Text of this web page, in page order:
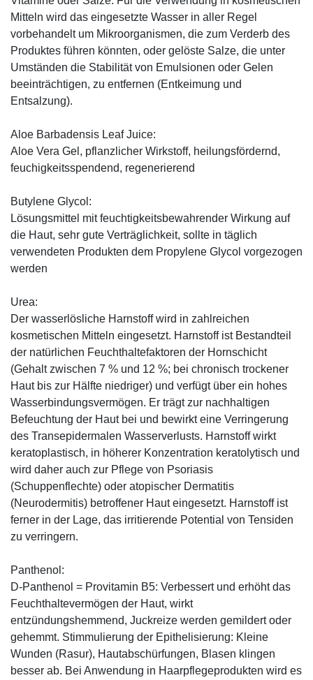
Mitteln wird das eingesetzte Wasser in aller Regel
vorbehandelt um Mikroorganismen, die zum Verderb des
Produktes führen könnten, oder gelöste Salze, die unter
Umständen die Stabilität von Emulsionen oder Gelen
beeinträchtigen, zu entfernen (Entkeimung und
Entsalzung).
Aloe Barbadensis Leaf Juice:
Aloe Vera Gel, pflanzlicher Wirkstoff, ­heilungsfördernd,
feuchigkeitsspendend, ­regenerierend
Butylene Glycol:
Lösungsmittel mit feuchtigkeitsbewahrender Wirkung auf
die Haut, sehr gute Verträglichkeit, sollte in täglich
verwendeten Produkten dem Propylene Glycol vorgezogen
werden
Urea:
Der wasserlösliche Harnstoff wird in zahlreichen
kosmetischen Mitteln eingesetzt. Harnstoff ist Bestandteil
der natürlichen Feuchthaltefaktoren der Hornschicht
(Gehalt zwischen 7 % und 12 %; bei chronisch trockener
Haut bis zur Hälfte niedriger) und verfügt über ein hohes
Wasserbindungsvermögen. Er trägt zur nachhaltigen
Befeuchtung der Haut bei und bewirkt eine Verringerung
des Transepidermalen Wasserverlusts. Harnstoff wirkt
keratoplastisch, in höherer Konzentration keratolytisch und
wird daher auch zur Pflege von Psoriasis
(Schuppenflechte) oder atopischer Dermatitis
(Neurodermitis) betroffener Haut eingesetzt. Harnstoff ist
ferner in der Lage, das irritierende Potential von Tensiden
zu verringern.
Panthenol:
D-Panthenol = Provitamin B5: Verbessert und erhöht das
Feuchthaltevermögen der Haut, wirkt
entzündungshemmend, Juckreize werden gemildert oder
gehemmt. Stimmulierung der Epithelisierung: Kleine
Wunden (Rasur), Hautabschürfungen, Blasen klingen
besser ab. Bei Anwendung in Haarpflegeprodukten wird es